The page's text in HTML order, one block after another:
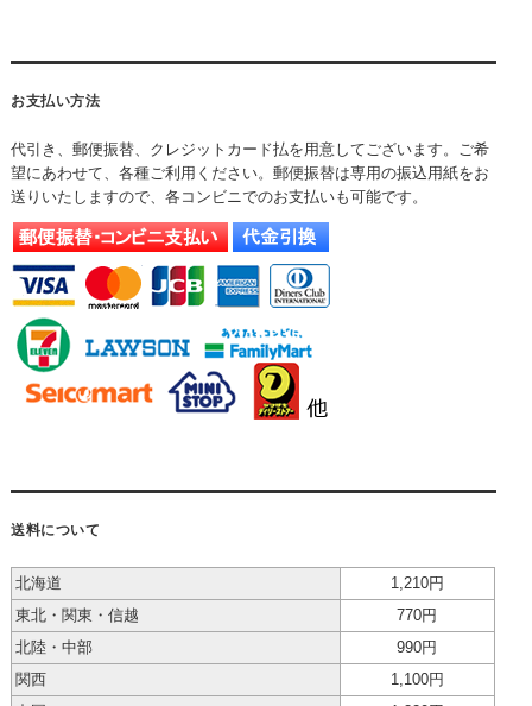
お支払い方法
代引き、郵便振替、クレジットカード払を用意してございます。ご希
望にあわせて、各種ご利用ください。郵便振替は専用の振込用紙をお
送りいたしますので、各コンビニでのお支払いも可能です。
送料について
北海道
1,210円
東北・関東・信越
770円
北陸・中部
990円
関西
1,100円